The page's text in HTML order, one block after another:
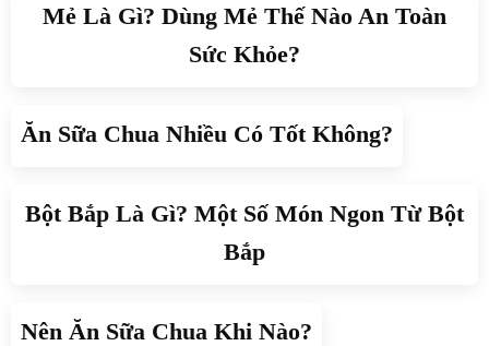
Mẻ Là Gì? Dùng Mẻ Thế Nào An Toàn
Sức Khỏe?
Ăn Sữa Chua Nhiều Có Tốt Không?
Bột Bắp Là Gì? Một Số Món Ngon Từ Bột
Bắp
Nên Ăn Sữa Chua Khi Nào?